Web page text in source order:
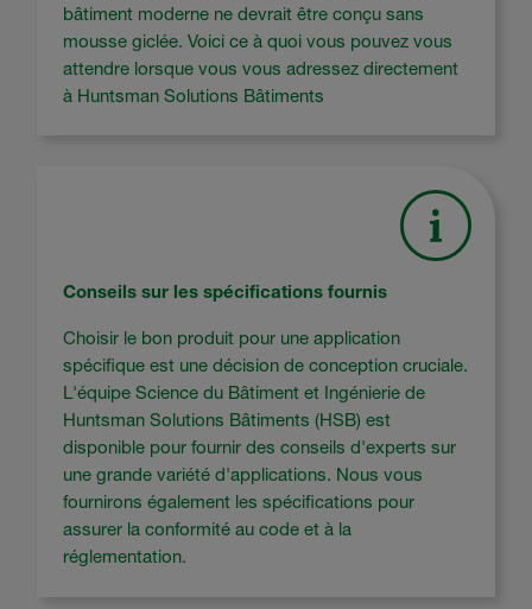
bâtiment moderne ne devrait être conçu sans
mousse giclée. Voici ce à quoi vous pouvez vous
attendre lorsque vous vous adressez directement
à Huntsman Solutions Bâtiments
Conseils sur les spécifications fournis
Choisir le bon produit pour une application
spécifique est une décision de conception cruciale.
L'équipe Science du Bâtiment et Ingénierie de
Huntsman Solutions Bâtiments (HSB) est
disponible pour fournir des conseils d'experts sur
une grande variété d'applications. Nous vous
fournirons également les spécifications pour
assurer la conformité au code et à la
réglementation.